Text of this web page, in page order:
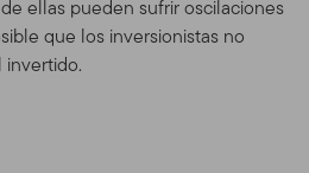
ellas pueden sufrir oscilaciones
que los inversionistas no
(asesor financiero) y obtenga
prospecto que contiene
los objetivos de inversión
riesgo involucrado. Debe leer